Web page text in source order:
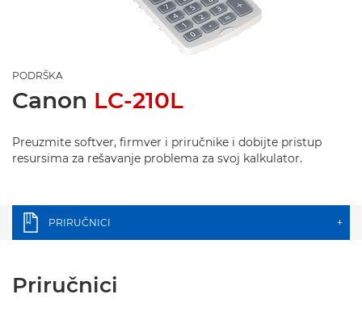
PODRŠKA
Canon LC-210L
Preuzmite softver, firmver i priručnike i dobijte pristup
resursima za rešavanje problema za svoj kalkulator.
PRIRUČNICI +
Priručnici